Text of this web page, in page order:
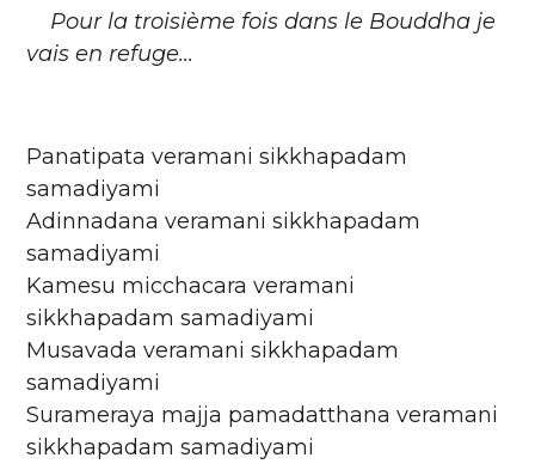
Pour la troisième fois dans le Bouddha je
vais en refuge...
Panatipata veramani sikkhapadam
samadiyami
Adinnadana veramani sikkhapadam
samadiyami
Kamesu micchacara veramani
sikkhapadam samadiyami
Musavada veramani sikkhapadam
samadiyami
Surameraya majja pamadatthana veramani
sikkhapadam samadiyami